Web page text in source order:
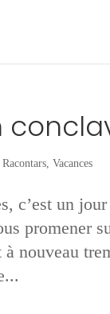
Racontars, Vacances
c’est un
promener
à nouveau